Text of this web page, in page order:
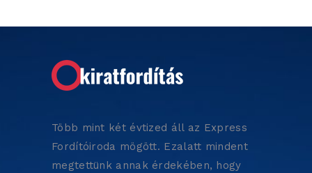
Több mint két évtized áll az Express
Fordítóiroda mögött. Ezalatt mindent
megtettünk annak érdekében, hogy